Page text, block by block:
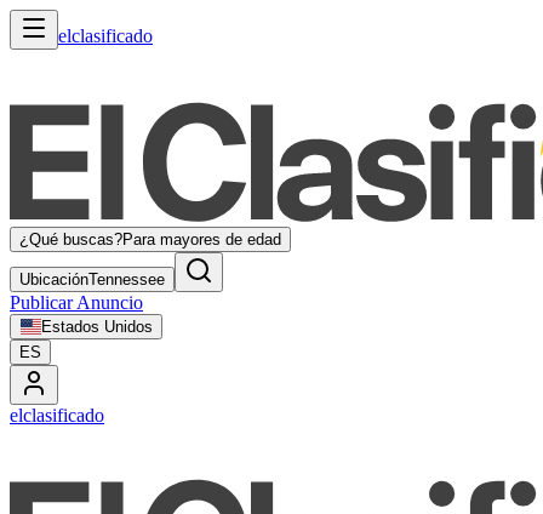
elclasificado
¿Qué buscas?Para mayores de edad
UbicaciónTennessee
Publicar Anuncio
Estados Unidos
ES
elclasificado